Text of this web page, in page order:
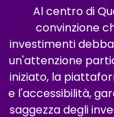
Al centro di
convinzione
investimenti
un'attenzione
iniziato, la
e l'accessibilità,
saggezza degli